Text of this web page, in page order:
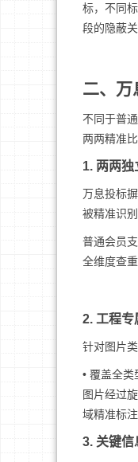
标，不同
段的隐蔽
二、万
不同于普
两两精准
1. 两两
万息投标
被精准识
普通会员
全维度查
2. 工程专
针对图片
• 覆盖全
图片经过
域精准标
3. 关键信